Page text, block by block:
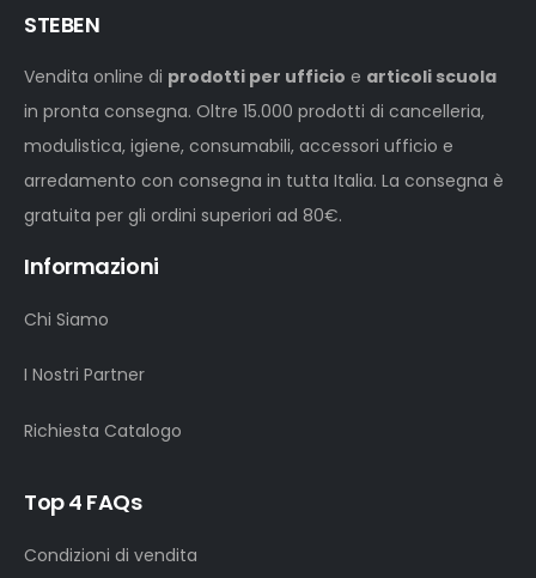
STEBEN
Vendita online di prodotti per ufficio e articoli scuola
in pronta consegna. Oltre 15.000 prodotti di cancelleria,
modulistica, igiene, consumabili, accessori ufficio e
arredamento con consegna in tutta Italia. La consegna è
gratuita per gli ordini superiori ad 80€.
Informazioni
Chi Siamo
I Nostri Partner
Richiesta Catalogo
Top 4 FAQs
Condizioni di vendita